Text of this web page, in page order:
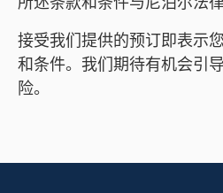
接受我们提供的预订即表示
和条件。我们期待有机会引
险。